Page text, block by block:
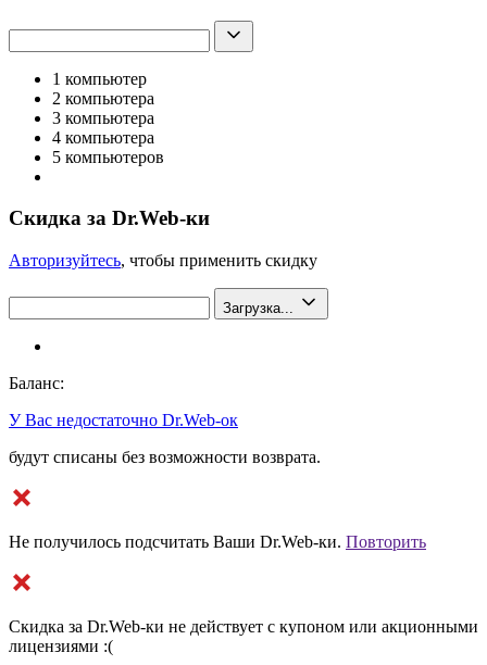
1 компьютер
2 компьютера
3 компьютера
4 компьютера
5 компьютеров
Скидка за Dr.Web-ки
Авторизуйтесь, чтобы применить скидку
Загрузка...
Баланс:
У Вас недостаточно Dr.Web-ок
будут списаны без возможности возврата.
Не получилось подсчитать Ваши Dr.Web-ки. Повторить
Cкидка за Dr.Web-ки не действует с купоном или акционными
лицензиями :(